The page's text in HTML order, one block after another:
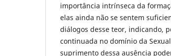
importância intrínseca da
elas ainda não se sentem
diálogos desse teor, indicando,
continuada no domínio da
suprimento dessa ausência